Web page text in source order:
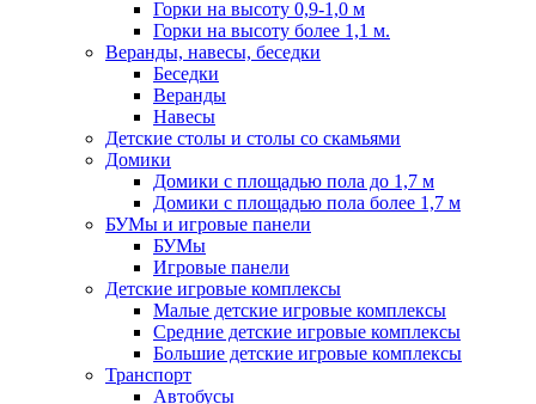
Горки на высоту 0,9-1,0 м
Горки на высоту более 1,1 м.
Веранды, навесы, беседки
Беседки
Веранды
Навесы
Детские столы и столы со скамьями
Домики
Домики с площадью пола до 1,7 м
Домики с площадью пола более 1,7 м
БУМы и игровые панели
БУМы
Игровые панели
Детские игровые комплексы
Малые детские игровые комплексы
Средние детские игровые комплексы
Большие детские игровые комплексы
Транспорт
Автобусы